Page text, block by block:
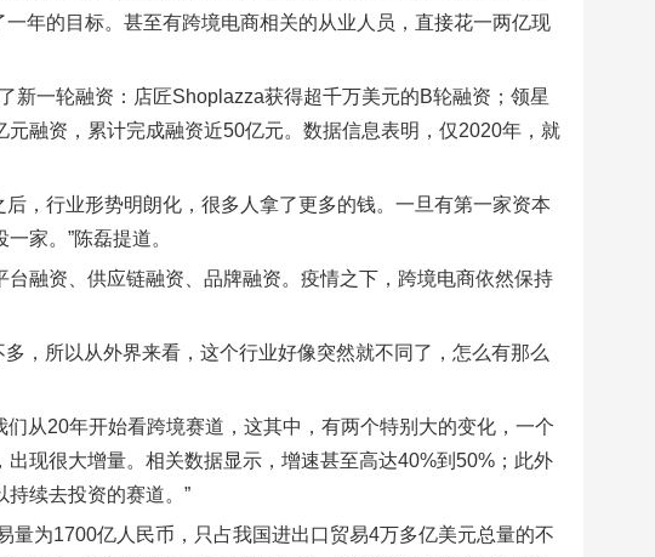
年的目标。甚至有跨境电商相关的从业人员，直接花一两亿现
新一轮融资：店匠Shoplazza获得超千万美元的B轮融资；领星
融资，累计完成融资近50亿元。数据信息表明，仅2020年，就
，行业形势明朗化，很多人拿了更多的钱。一旦有第一家资本
家。”陈磊提道。
融资、供应链融资、品牌融资。疫情之下，跨境电商依然保持
，所以从外界来看，这个行业好像突然就不同了，怎么有那么
从20年开始看跨境赛道，这其中，有两个特别大的变化，一个
现很大增量。相关数据显示，增速甚至高达40%到50%；此外
续去投资的赛道。”
为1700亿人民币，只占我国进出口贸易4万多亿美元总量的不